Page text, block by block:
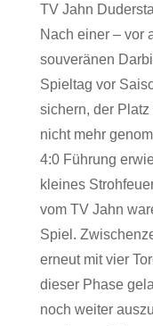
TV Jahn
Nach einer – vor
souveränen
Spieltag vor
sichern, der
nicht mehr
4:0 Führung
kleines
vom TV Jahn
Spiel.
erneut mit vier
dieser Phase
noch weiter
Termine
Intern